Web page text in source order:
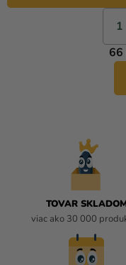
1
66
TOVAR
viac ako 30 000